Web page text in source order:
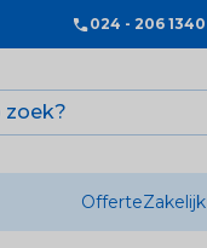
024 - 206 1340
OfferteZakelijk